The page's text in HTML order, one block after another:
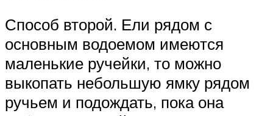
Способ второй. Ели рядом с
основным водоемом имеются
маленькие ручейки, то можно
выкопать небольшую ямку рядом
ручьем и подождать, пока она